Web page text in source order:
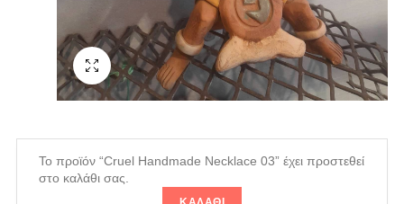
Fullscreen
Το προϊόν “Cruel Handmade Necklace 03” έχει προστεθεί
στο καλάθι σας.